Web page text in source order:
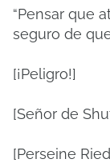
“Pensar que
seguro de
[¡Peligro!]
[Señor de
[Perseine